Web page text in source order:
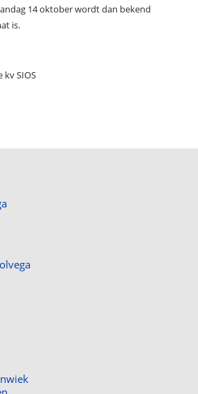
14 oktober wordt dan bekend
is.
kv SIOS